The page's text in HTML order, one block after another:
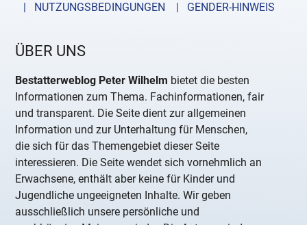
| NUTZUNGSBEDINGUNGEN
| GENDER-HINWEIS
ÜBER UNS
Bestatterweblog Peter Wilhelm bietet die besten
Informationen zum Thema. Fachinformationen, fair
und transparent. Die Seite dient zur allgemeinen
Information und zur Unterhaltung für Menschen,
die sich für das Themengebiet dieser Seite
interessieren. Die Seite wendet sich vornehmlich an
Erwachsene, enthält aber keine für Kinder und
Jugendliche ungeeigneten Inhalte. Wir geben
ausschließlich unsere persönliche und